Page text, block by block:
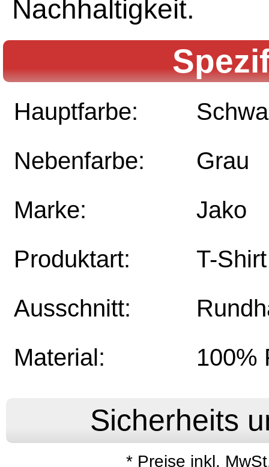
Nachhaltigkeit.
Hauptfarbe:
Nebenfarbe:
Grau
Marke:
Jako
Produktart:
T-Shirt
Ausschnitt:
Material:
100%
* Preise inkl.